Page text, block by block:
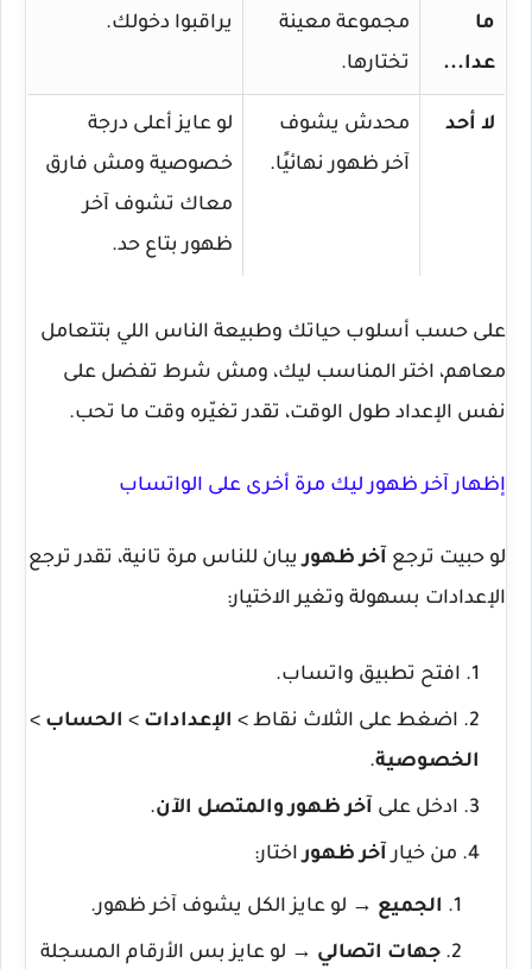
ما
عدا...
مجموعة معينة
تختارها.
يراقبوا دخولك.
لا أحد
محدش يشوف
آخر ظهور نهائيًا.
لو عايز أعلى درجة
خصوصية ومش فارق
معاك تشوف آخر
ظهور بتاع حد.
على حسب أسلوب حياتك وطبيعة الناس اللي بتتعامل
معاهم، اختر المناسب ليك، ومش شرط تفضل على
نفس الإعداد طول الوقت، تقدر تغيّره وقت ما تحب.
إظهار آخر ظهور ليك مرة أخرى على الواتساب
لو حبيت ترجع آخر ظهوريبان للناس مرة تانية، تقدر ترجع
الإعدادات بسهولة وتغير الاختيار:
افتح تطبيق واتساب.
اضغط على الثلاث نقاط > الإعدادات > الحساب >
الخصوصية.
ادخل على آخر ظهور والمتصل الآن.
من خيار آخر ظهوراختار:
الجميع → لو عايز الكل يشوف آخر ظهور.
جهات اتصالي → لو عايز بس الأرقام المسجلة